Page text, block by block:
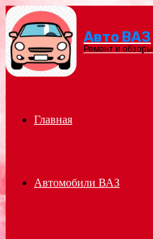
Menu Авто ВАЗ
Ремонт и обзоры
Главная
Автомобили ВАЗ